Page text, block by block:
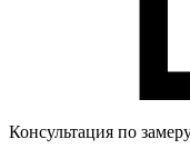
Консультация по